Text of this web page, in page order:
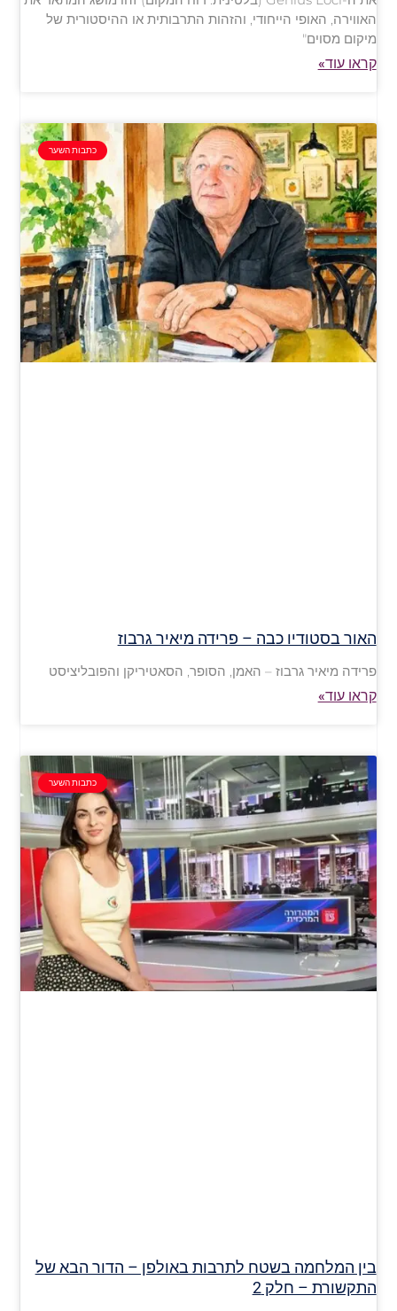
האווירה, האופי הייחודי, והזהות התרבותית או ההיסטורית של
מיקום מסוים"
קראו עוד»
כתבות השער
האור בסטודיו כבה – פרידה מיאיר גרבוז
פרידה מיאיר גרבוז – האמן, הסופר, הסאטיריקן והפובליציסט
קראו עוד»
כתבות השער
בין המלחמה בשטח לתרבות באולפן – הדור הבא של
התקשורת – חלק 2